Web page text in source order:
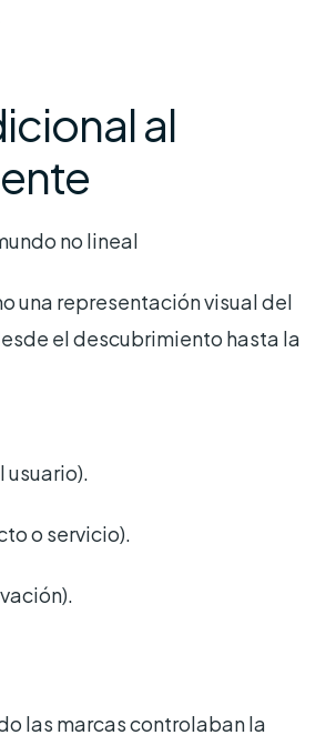
al
no lineal
una representación visual del
el descubrimiento hasta la
o servicio).
las marcas controlaban la